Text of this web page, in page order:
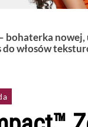
bohaterka
włosów